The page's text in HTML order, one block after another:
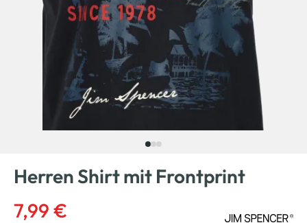
Herren Shirt mit Frontprint
7,99 €